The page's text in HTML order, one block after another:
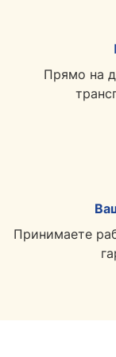
Прямо на
Принимаете